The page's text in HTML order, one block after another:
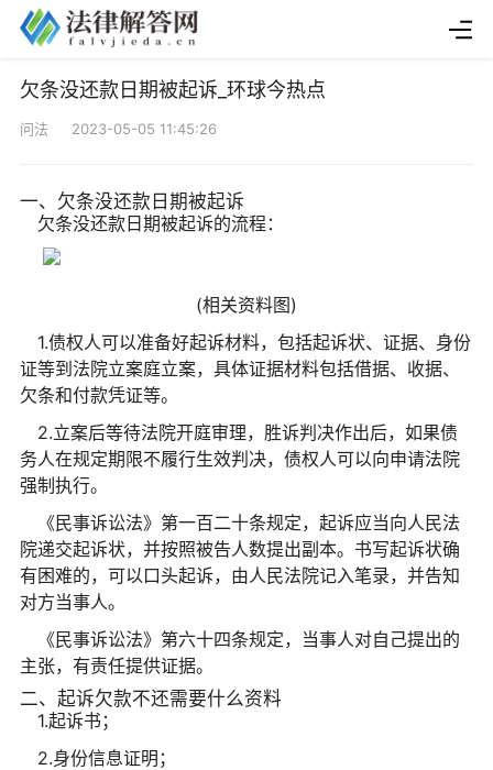
欠条没还款日期被起诉_环球今热点
问法 2023-05-05 11:45:26
一、欠条没还款日期被起诉
欠条没还款日期被起诉的流程：
(相关资料图)
1.债权人可以准备好起诉材料，包括起诉状、证据、身份
证等到法院立案庭立案，具体证据材料包括借据、收据、
欠条和付款凭证等。
2.立案后等待法院开庭审理，胜诉判决作出后，如果债
务人在规定期限不履行生效判决，债权人可以向申请法院
强制执行。
《民事诉讼法》第一百二十条规定，起诉应当向人民法
院递交起诉状，并按照被告人数提出副本。书写起诉状确
有困难的，可以口头起诉，由人民法院记入笔录，并告知
对方当事人。
《民事诉讼法》第六十四条规定，当事人对自己提出的
主张，有责任提供证据。
二、起诉欠款不还需要什么资料
1.起诉书；
2.身份信息证明；